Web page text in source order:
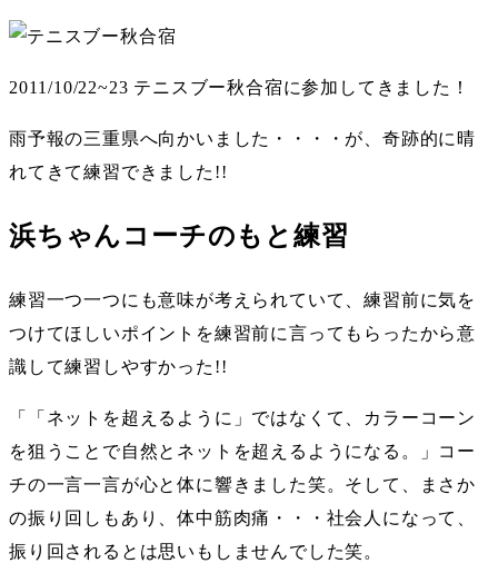
2011/10/22~23 テニスブー秋合宿に参加してきました！
雨予報の三重県へ向かいました・・・・が、奇跡的に晴
れてきて練習できました!!
浜ちゃんコーチのもと練習
練習一つ一つにも意味が考えられていて、練習前に気を
つけてほしいポイントを練習前に言ってもらったから意
識して練習しやすかった!!
「「ネットを超えるように」ではなくて、カラーコーン
を狙うことで自然とネットを超えるようになる。」コー
チの一言一言が心と体に響きました笑。そして、まさか
の振り回しもあり、体中筋肉痛・・・社会人になって、
振り回されるとは思いもしませんでした笑。